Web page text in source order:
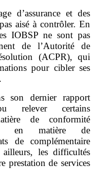
d’assurance et des
aisé à contrôler. En
IOBSP ne sont pas
de l’Autorité de
(ACPR), qui
pour cibler ses
son dernier rapport
relever certains
de conformité
en matière de
de complémentaire
les difficultés
prestation de services